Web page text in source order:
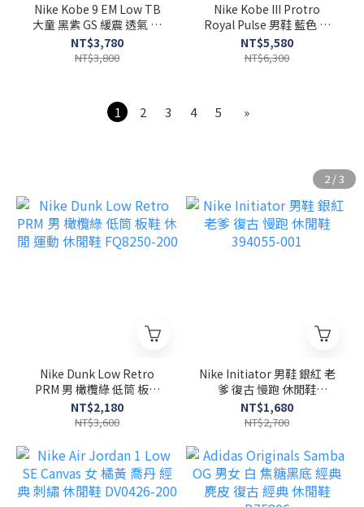
Nike Kobe 9 EM Low TB
大童 黑紫 GS 緩震 透氣 休
閒鞋 IM6642-500
NT$3,780
NT$3,800
Nike Kobe III Protro
Royal Pulse 男鞋 藍色 柯
比 聖誕節 籃球鞋 IQ5338-
400
NT$5,580
NT$6,300
1 2 3 4 5 »
Nike Dunk Low Retro
PRM 男 橄欖綠 低筒 板鞋
休閒 運動 休閒鞋 FQ8250-
200
NT$2,180
NT$3,600
Nike Initiator 男鞋 銀紅 老
爹 復古 慢跑 休閒鞋
394055-001
NT$1,680
NT$2,700